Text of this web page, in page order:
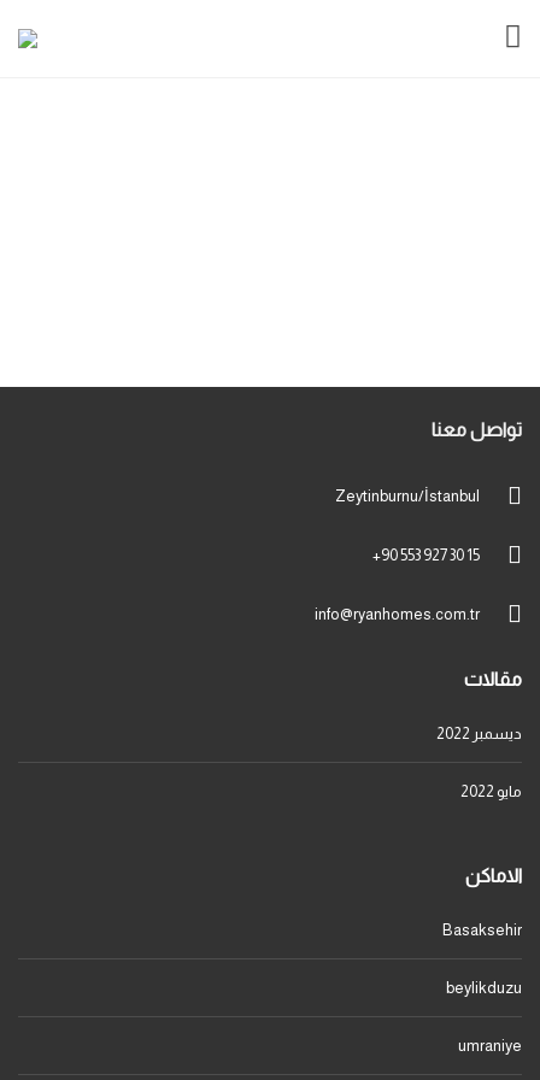
تواصل معنا
Zeytinburnu/İstanbul
+90 553 927 30 15
info@ryanhomes.com.tr
مقالات
ديسمبر 2022
مايو 2022
الاماكن
Basaksehir
beylikduzu
umraniye